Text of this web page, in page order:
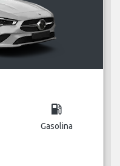
local_gas_station
Gasolina